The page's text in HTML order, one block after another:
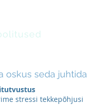
oskus seda juhtida
stressi tekkepõhjusi